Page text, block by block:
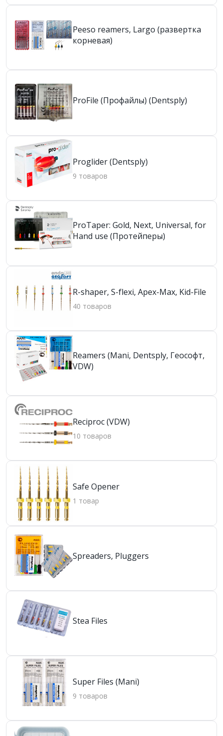
Peeso reamers, Largo (развертка
корневая)
ProFile (Профайлы) (Dentsply)
Proglider (Dentsply)
9 товаров
ProTaper: Gold, Next, Universal, for
Hand use (Протейперы)
R-shaper, S-flexi, Apex-Max, Kid-File
40 товаров
Reamers (Mani, Dentsply, Геософт,
VDW)
Reciproc (VDW)
10 товаров
Safe Opener
1 товар
Spreaders, Pluggers
Stea Files
Super Files (Mani)
9 товаров